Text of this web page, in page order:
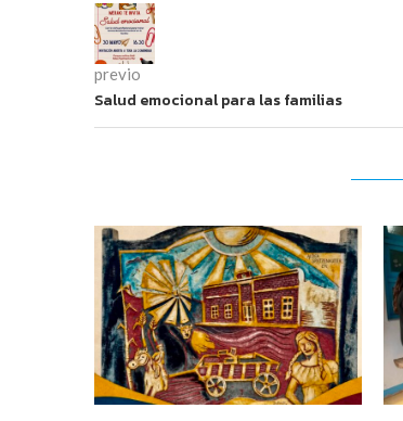
previo
Salud emocional para las familias